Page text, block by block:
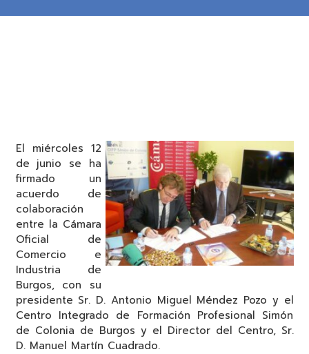
El miércoles 12
de junio se ha
firmado un
acuerdo de
colaboración
entre la Cámara
Oficial de
Comercio e
Industria de
Burgos, con su
presidente Sr. D. Antonio Miguel Méndez Pozo y el
Centro Integrado de Formación Profesional Simón
de Colonia de Burgos y el Director del Centro, Sr.
D. Manuel Martín Cuadrado.